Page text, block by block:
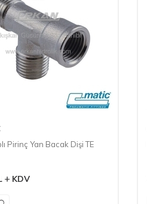
Pirinç Yan Bacak Dişi TE
KDV